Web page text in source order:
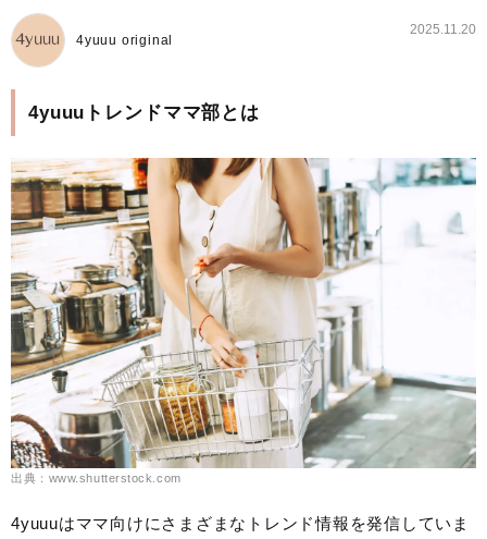
4yuuu original
2025.11.20
4yuuuトレンドママ部とは
出典：www.shutterstock.com
4yuuuはママ向けにさまざまなトレンド情報を発信していま